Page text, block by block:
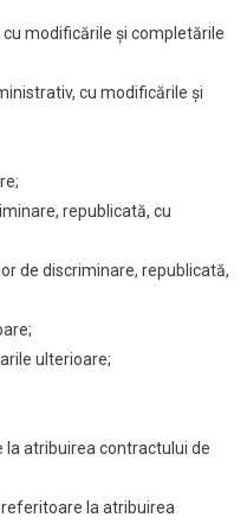
cu modificările şi completările
cu modificările şi
republicată, cu
de discriminare, republicată,
ulterioare;
la atribuirea contractului de
la atribuirea